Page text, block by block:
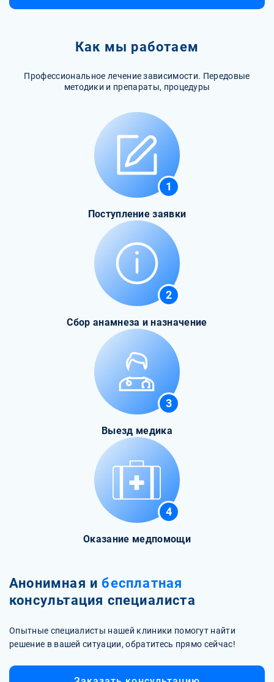
Как мы работаем
Профессиональное лечение зависимости. Передовые
методики и препараты, процедуры
1
Поступление заявки
2
Сбор анамнеза и назначение
3
Выезд медика
4
Оказание медпомощи
Анонимная и бесплатная
консультация специалиста
Опытные специалисты нашей клиники помогут найти
решение в вашей ситуации, обратитесь прямо сейчас!